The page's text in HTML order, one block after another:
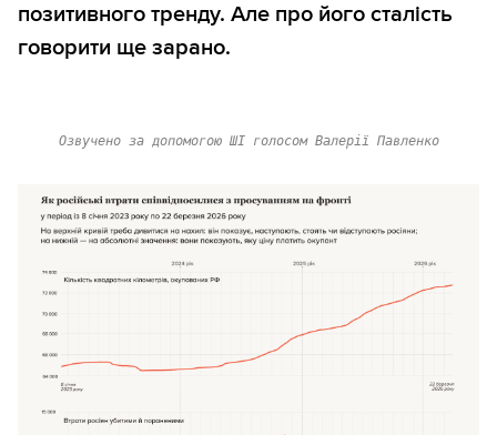
позитивного тренду. Але про його сталість
говорити ще зарано.
Озвучено за допомогою ШІ голосом Валерії Павленко